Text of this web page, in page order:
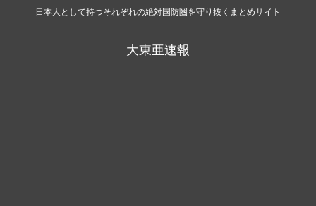
日本人として持つそれぞれの絶対国防圏を守り抜くまとめサイト
大東亜速報